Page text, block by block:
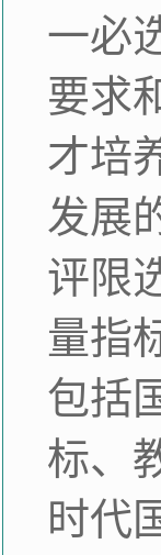
一必
要求
才培
发展
评限
量指
包括
标、
时代